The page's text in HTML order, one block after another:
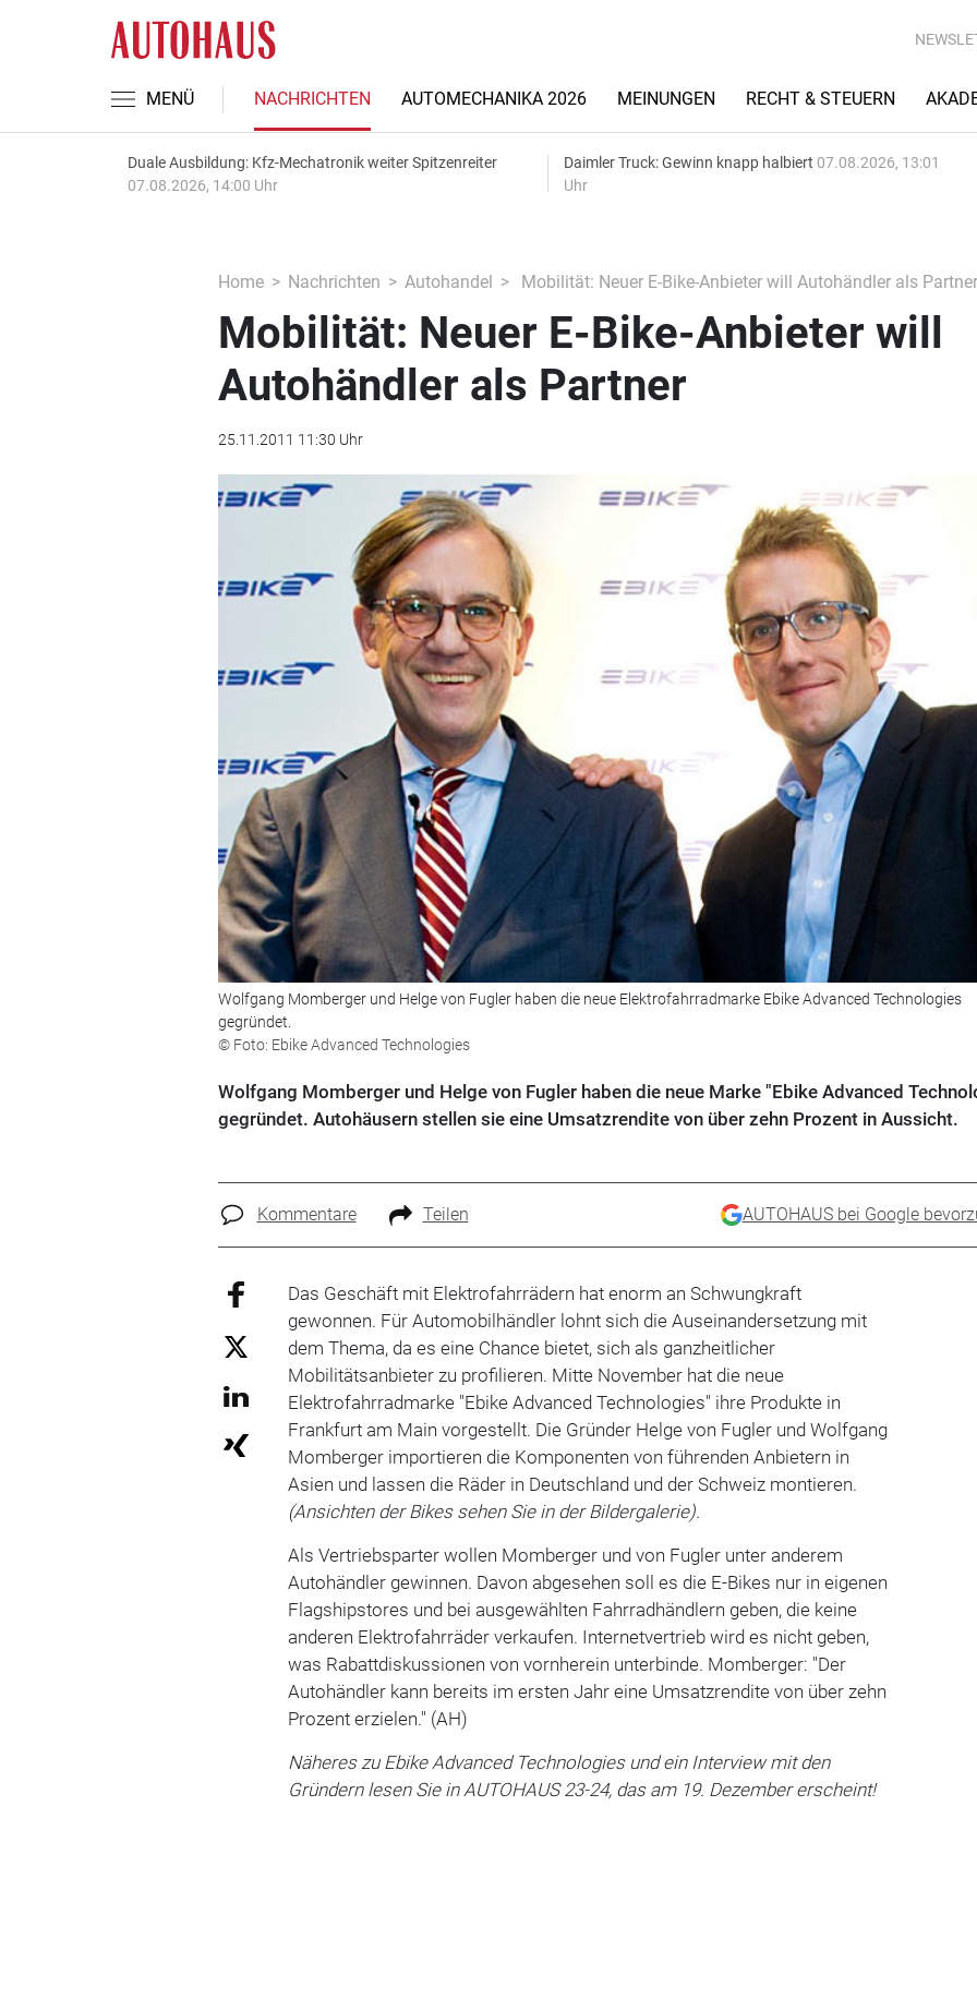
MENÜ NACHRICHTEN AUTOMECHANIKA 2026 MEINUNGEN RECHT & STEUERN
Duale Ausbildung: Kfz-Mechatronik weiter Spitzenreiter
07.08.2026, 14:00 Uhr
Daimler Truck: Gewinn knapp halbiert 07.08.2026, 13:01
Uhr
Home Nachrichten Autohandel Mobilität: Neuer E-Bike-Anbieter will Autohändler als Partner
Mobilität: Neuer E-Bike-Anbieter will
Autohändler als Partner
25.11.2011 11:30 Uhr
Wolfgang Momberger und Helge von Fugler haben die neue Elektrofahrradmarke Ebike Advanced Technologies
gegründet.
© Foto: Ebike Advanced Technologies
Wolfgang Momberger und Helge von Fugler haben die neue Marke "Ebike Advanced
gegründet. Autohäusern stellen sie eine Umsatzrendite von über zehn Prozent in Aussicht.
Kommentare Teilen AUTOHAUS bei Google
Das Geschäft mit Elektrofahrrädern hat enorm an Schwungkraft
gewonnen. Für Automobilhändler lohnt sich die Auseinandersetzung mit
dem Thema, da es eine Chance bietet, sich als ganzheitlicher
Mobilitätsanbieter zu profilieren. Mitte November hat die neue
Elektrofahrradmarke "Ebike Advanced Technologies" ihre Produkte in
Frankfurt am Main vorgestellt. Die Gründer Helge von Fugler und Wolfgang
Momberger importieren die Komponenten von führenden Anbietern in
Asien und lassen die Räder in Deutschland und der Schweiz montieren.
(Ansichten der Bikes sehen Sie in der Bildergalerie).
Als Vertriebsparter wollen Momberger und von Fugler unter anderem
Autohändler gewinnen. Davon abgesehen soll es die E-Bikes nur in eigenen
Flagshipstores und bei ausgewählten Fahrradhändlern geben, die keine
anderen Elektrofahrräder verkaufen. Internetvertrieb wird es nicht geben,
was Rabattdiskussionen von vornherein unterbinde. Momberger: "Der
Autohändler kann bereits im ersten Jahr eine Umsatzrendite von über zehn
Prozent erzielen." (AH)
Näheres zu Ebike Advanced Technologies und ein Interview mit den
Gründern lesen Sie in AUTOHAUS 23-24, das am 19. Dezember erscheint!